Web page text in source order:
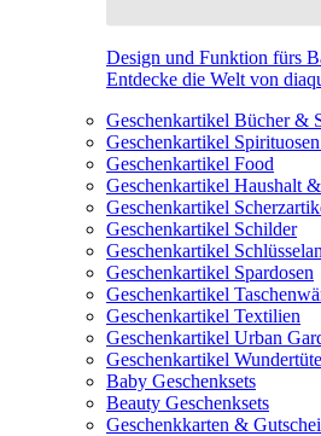
Design und Funktion fürs
Entdecke die Welt von
Geschenkartikel Bücher &
Geschenkartikel
Geschenkartikel Food
Geschenkartikel Haushalt
Geschenkartikel
Geschenkartikel Schilder
Geschenkartikel
Geschenkartikel Spardosen
Geschenkartikel
Geschenkartikel Textilien
Geschenkartikel Urban
Geschenkartikel
Baby Geschenksets
Beauty Geschenksets
Geschenkkarten &